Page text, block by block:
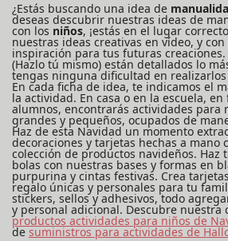
¿Estás buscando una idea de
deseas descubrir nuestras ideas de
con los niños, ¡estás en el lugar
nuestras ideas creativas en vídeo, y
inspiración para tus futuras creaciones.
(Hazlo tú mismo) están detallados lo
tengas ninguna dificultad en
En cada ficha de idea, te indicamos el
la actividad. En casa o en la escuela,
alumnos, encontrarás actividades para
grandes y pequeños, ocupados de
Haz de esta Navidad un momento
decoraciones y tarjetas hechas a mano
colección de productos navideños. Haz
bolas con nuestras bases y formas en
purpurina y cintas festivas. Crea
regalo únicas y personales para tu
stickers, sellos y adhesivos, todo
y personal adicional. Descubre nuestra
productos actividades para niños de
desuministros para actividades de